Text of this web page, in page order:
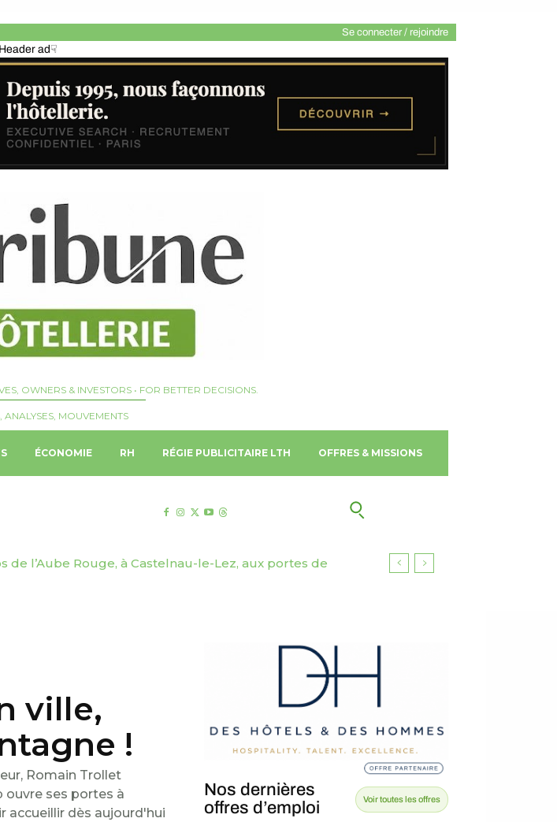
Se connecter / rejoindre
Header ad☟
OWNERS & INVESTORS • FOR BETTER DECISIONS.
ANALYSES, MOUVEMENTS
ÉCONOMIE RH RÉGIE PUBLICITAIRE LTH OFFRES & MISSIONS
l’Aube Rouge, à Castelnau-le-Lez, aux portes de
Strategy & Transformation Officer chez Marriott
ville,
!
Romain Trollet
ouvre ses portes à
accueillir dès aujourd'hui
Nos dernières
offres d’emploi
Voir toutes les offres